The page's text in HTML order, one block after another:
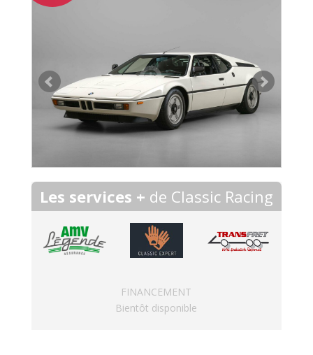
Les services + de Classic Racing
FINANCEMENT
Bientôt disponible